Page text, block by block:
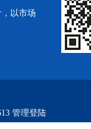
以市场
管理登陆